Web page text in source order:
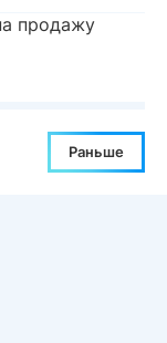
продажу
Раньше